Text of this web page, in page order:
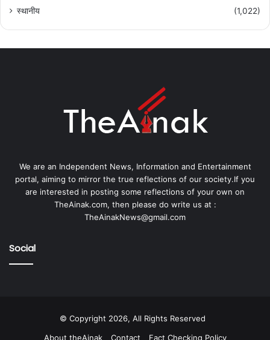
स्थानीय
(1,022)
We are an Independent News, Information and Entertainment
portal, aiming to mirror the true reflections of our society.If you
are interested in posting some reflections of your own on
TheAinak.com, then please do write us at :
TheAinakNews@gmail.com
Social
© Copyright 2026, All Rights Reserved
About theAinak
Contact Fact Checking Policy